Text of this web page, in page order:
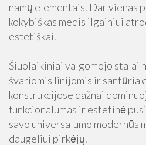
namų elementais. Dar vienas
kokybiškas medis ilgainiui
estetiškai.
Šiuolaikiniai valgomojo stalai
švariomis linijomis ir santūria
konstrukcijose dažnai
funkcionalumas ir estetinė
savo universalumo modernūs
daugeliui pirkėjų.